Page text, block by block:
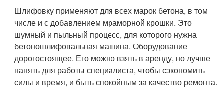
Шлифовку применяют для всех марок бетона, в том
числе и с добавлением мраморной крошки. Это
шумный и пыльный процесс, для которого нужна
бетоношлифовальная машина. Оборудование
дорогостоящее. Его можно взять в аренду, но лучше
нанять для работы специалиста, чтобы сэкономить
силы и время, и быть спокойным за качество ремонта.